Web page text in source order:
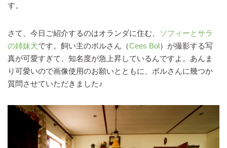
す。
さて、今日ご紹介するのはオランダに住む、
ソフィーとサラ
の姉妹犬です。飼い主のボルさん（Cees Bol）が撮影する写
真が可愛すぎて、知名度が急上昇しているんですよ。あんま
り可愛いので画像使用のお願いとともに、ボルさんに幾つか
質問させていただきました♪